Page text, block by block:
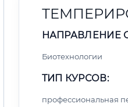
НАПРАВЛЕНИЕ
Биотехнологии
ТИП КУРСОВ:
профессиональная